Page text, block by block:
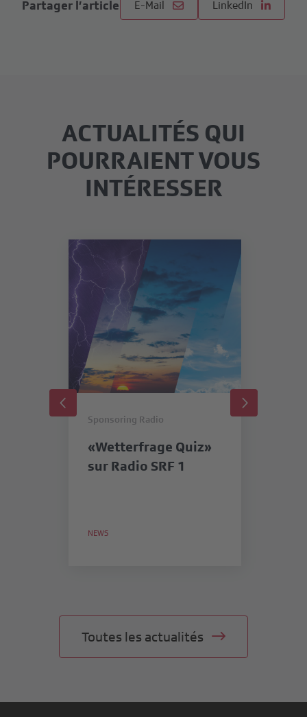
Partager l’article E-Mail LinkedIn
ACTUALITÉS QUI
POURRAIENT VOUS
INTÉRESSER
Sponsoring Radio
«Wetterfrage Quiz»
sur Radio SRF 1
NEWS
Toutes les actualités